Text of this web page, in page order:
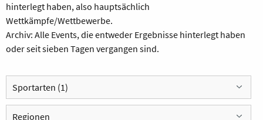
hinterlegt haben, also hauptsächlich
Wettkämpfe/Wettbewerbe.
Archiv: Alle Events, die entweder Ergebnisse hinterlegt haben
oder seit sieben Tagen vergangen sind.
Sportarten (1)
Regionen